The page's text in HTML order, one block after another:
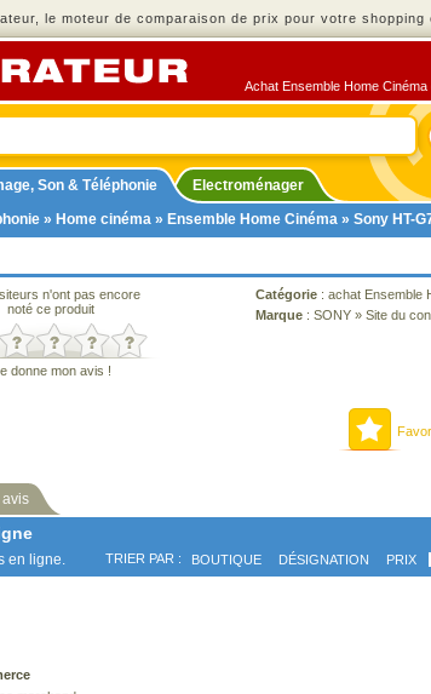
le moteur de comparaison de prix pour votre shopping
Achat Ensemble Home
Son & Téléphonie
Electroménager
» Home cinéma » Ensemble Home Cinéma » Sony HT-
n'ont pas encore
noté ce produit
donne mon avis !
Catégorie : achat Ensemble
Marque : SONY » Site du
avis
en ligne. TRIER PAR : BOUTIQUE DÉSIGNATION PRIX